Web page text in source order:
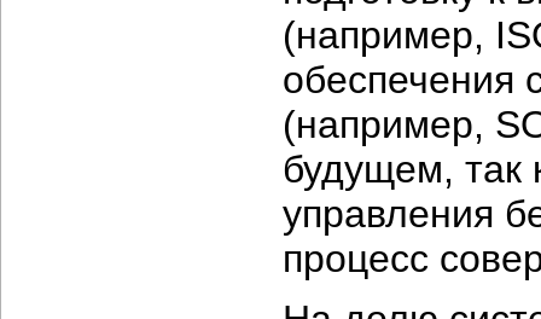
(например,
обеспечения
(например,
будущем, так
управления
процесс